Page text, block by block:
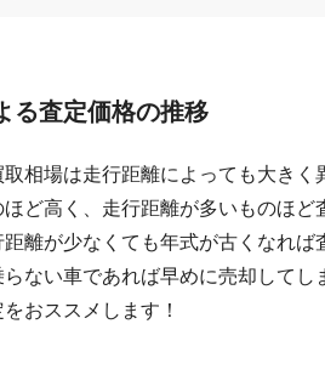
る査定価格の推移
取相場は走行距離によっても大き
ど高く、走行距離が多いものほど
距離が少なくても年式が古くなれ
ない車であれば早めに売却してし
おススメします！